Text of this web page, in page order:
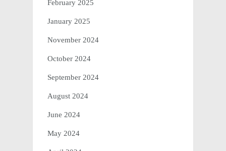
February 2025
January 2025
November 2024
October 2024
September 2024
August 2024
June 2024
May 2024